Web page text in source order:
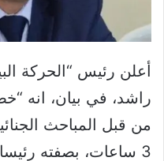
أعلن رئيس “الحركة
راشد، في بيان، انه
من قبل المباحث
3 ساعات، بصفته رئيسا